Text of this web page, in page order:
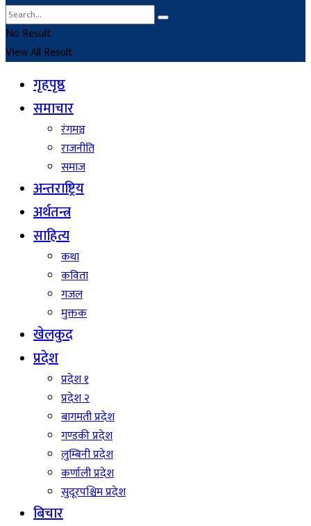
No Result
View All Result
गृहपृष्ठ
समाचार
रंगमञ्च
राजनीति
समाज
अन्तराष्ट्रिय
अर्थतन्त्र
साहित्य
कथा
कविता
गजल
मुक्तक
खेलकुद
प्रदेश
प्रदेश १
प्रदेश २
बागमती प्रदेश
गण्डकी प्रदेश
लुम्बिनी प्रदेश
कर्णाली प्रदेश
सुदूरपश्चिम प्रदेश
बिचार